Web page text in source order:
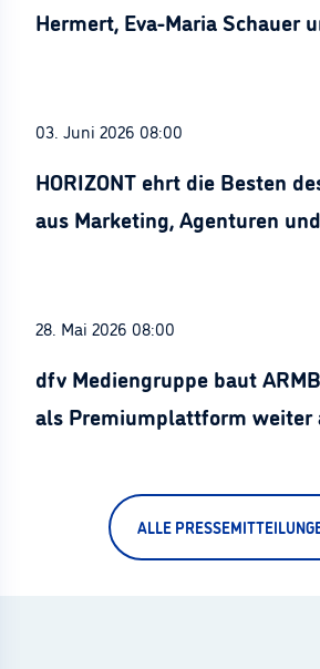
Hermert, Eva-Maria Schauer
03. Juni 2026 08:00
HORIZONT ehrt die Besten
aus Marketing, Agenturen
28. Mai 2026 08:00
dfv Mediengruppe baut
als Premiumplattform weiter
ALLE